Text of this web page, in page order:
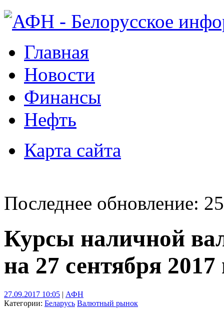
Главная
Новости
Финансы
Нефть
Карта сайта
Последнее обновление:
Курсы наличной
на 27 сентября 2017
27.09.2017 10:05 | АФН
Категории: Беларусь Валютный рынок